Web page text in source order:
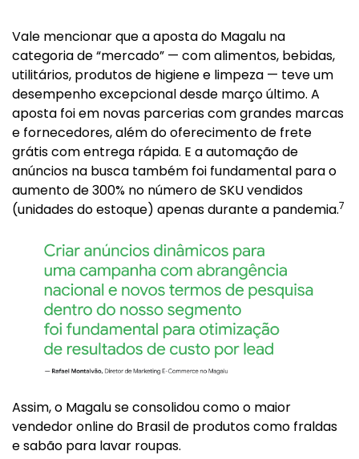
Vale mencionar que a aposta do Magalu na
categoria de “mercado” — com alimentos, bebidas,
utilitários, produtos de higiene e limpeza — teve um
desempenho excepcional desde março último. A
aposta foi em novas parcerias com grandes marcas
e fornecedores, além do oferecimento de frete
grátis com entrega rápida. E a automação de
anúncios na busca também foi fundamental para o
aumento de 300% no número de SKU vendidos
(unidades do estoque) apenas durante a pandemia.7
Assim, o Magalu se consolidou como o maior
vendedor online do Brasil de produtos como fraldas
e sabão para lavar roupas.